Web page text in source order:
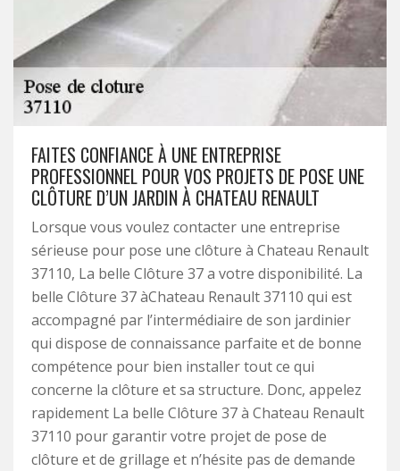
FAITES CONFIANCE À UNE ENTREPRISE
PROFESSIONNEL POUR VOS PROJETS DE POSE UNE
CLÔTURE D’UN JARDIN À CHATEAU RENAULT
Lorsque vous voulez contacter une entreprise
sérieuse pour pose une clôture à Chateau Renault
37110, La belle Clôture 37 a votre disponibilité. La
belle Clôture 37 àChateau Renault 37110 qui est
accompagné par l’intermédiaire de son jardinier
qui dispose de connaissance parfaite et de bonne
compétence pour bien installer tout ce qui
concerne la clôture et sa structure. Donc, appelez
rapidement La belle Clôture 37 à Chateau Renault
37110 pour garantir votre projet de pose de
clôture et de grillage et n’hésite pas de demande